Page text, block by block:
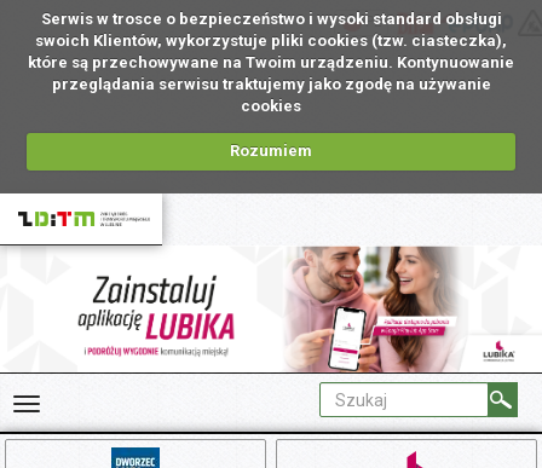
Serwis w trosce o bezpieczeństwo i wysoki standard obsługi
swoich Klientów, wykorzystuje pliki cookies (tzw. ciasteczka),
które są przechowywane na Twoim urządzeniu. Kontynuowanie
przeglądania serwisu traktujemy jako zgodę na używanie
cookies
Rozumiem
PL